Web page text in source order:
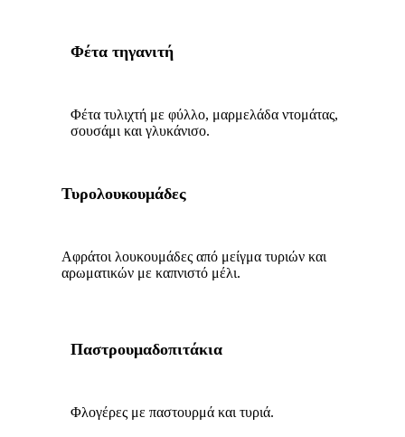
Φέτα τηγανιτή
Φέτα τυλιχτή με φύλλο, μαρμελάδα ντομάτας,
σουσάμι και γλυκάνισο.
Τυρολουκουμάδες
Αφράτοι λουκουμάδες από μείγμα τυριών και
αρωματικών με καπνιστό μέλι.
Παστρουμαδοπιτάκια
Φλογέρες με παστουρμά και τυριά.